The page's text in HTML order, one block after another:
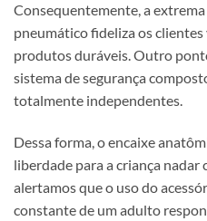
Consequentemente, a
pneumático fideliza os
produtos duráveis. Outro
sistema de segurança
totalmente independentes.
Dessa forma, o encaixe
liberdade para a criança
alertamos que o uso do
constante de um adulto